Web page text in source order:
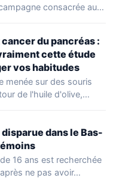
consacrée aux
du pancréas :
cette étude
vos habitudes
menée sur des souris
de l'huile d'olive,…
dans le Bas-
16 ans est recherchée
ne pas avoir…